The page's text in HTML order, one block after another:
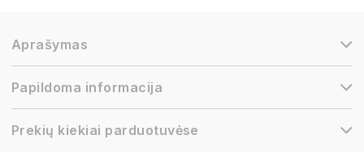
Aprašymas
Papildoma informacija
Prekių kiekiai parduotuvėse